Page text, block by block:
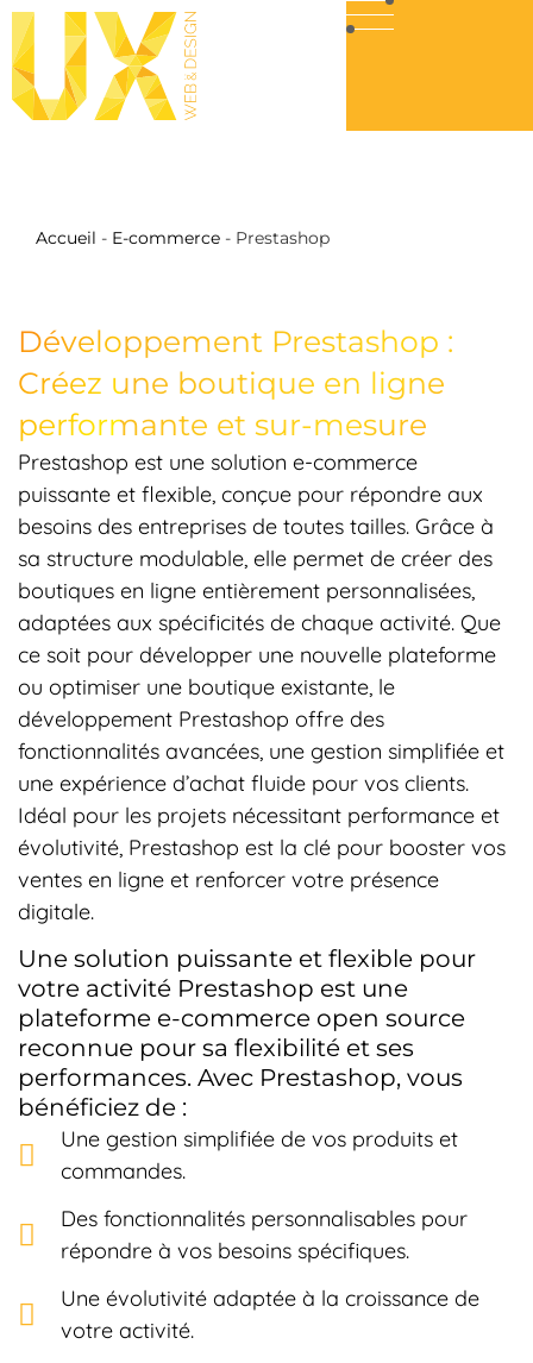
Accueil - E-commerce - Prestashop
Développement Prestashop :
Créez une boutique en ligne
performante et sur-mesure
Prestashop est une solution e-commerce
puissante et flexible, conçue pour répondre aux
besoins des entreprises de toutes tailles. Grâce à
sa structure modulable, elle permet de créer des
boutiques en ligne entièrement personnalisées,
adaptées aux spécificités de chaque activité. Que
ce soit pour développer une nouvelle plateforme
ou optimiser une boutique existante, le
développement Prestashop offre des
fonctionnalités avancées, une gestion simplifiée et
une expérience d’achat fluide pour vos clients.
Idéal pour les projets nécessitant performance et
évolutivité, Prestashop est la clé pour booster vos
ventes en ligne et renforcer votre présence
digitale.
Une solution puissante et flexible pour
votre activité Prestashop est une
plateforme e-commerce open source
reconnue pour sa flexibilité et ses
performances. Avec Prestashop, vous
bénéficiez de :
Une gestion simplifiée de vos produits et
commandes.
Des fonctionnalités personnalisables pour
répondre à vos besoins spécifiques.
Une évolutivité adaptée à la croissance de
votre activité.